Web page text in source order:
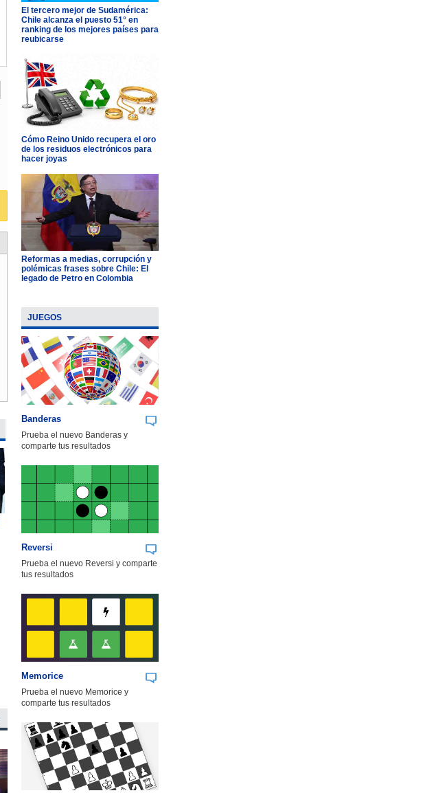
OTIC CCHC BUK
El tercero mejor de Sudamérica:
Chile alcanza el puesto 51° en
ranking de los mejores países para
reubicarse
Cómo Reino Unido recupera el oro
de los residuos electrónicos para
hacer joyas
Reformas a medias, corrupción y
polémicas frases sobre Chile: El
legado de Petro en Colombia
JUEGOS
Banderas
Prueba el nuevo Banderas y
comparte tus resultados
Reversi
Prueba el nuevo Reversi y comparte
tus resultados
Memorice
Prueba el nuevo Memorice y
comparte tus resultados